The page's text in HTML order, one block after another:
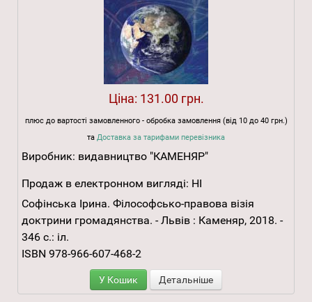
Ціна: 131.00 грн.
плюс до вартості замовленного - обробка замовлення (від 10 до 40 грн.)
та Доставка за тарифами перевізника
Виробник: видавництво "КАМЕНЯР"
Продаж в електронном вигляді: НІ
Софінська Ірина. Філософсько-правова візія
доктрини громадянства. - Львів : Каменяр, 2018. -
346 с.: іл.
ISBN 978-966-607-468-2
У Кошик Детальніше